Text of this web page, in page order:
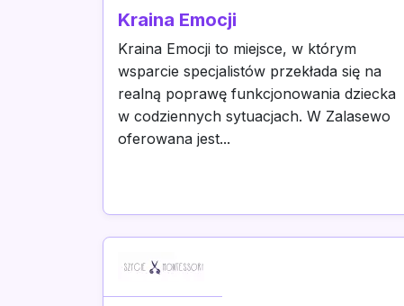
Kraina Emocji
Kraina Emocji to miejsce, w którym
wsparcie specjalistów przekłada się na
realną poprawę funkcjonowania dziecka
w codziennych sytuacjach. W Zalasewo
oferowana jest...